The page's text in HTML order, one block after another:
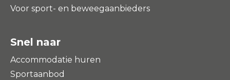
Voor sport- en beweegaanbieders
Snel naar
Accommodatie huren
Sportaanbod